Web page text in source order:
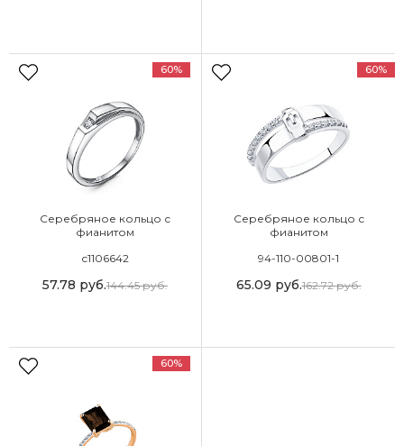
60%
Серебряное кольцо с
фианитом
с1106642
57.78 руб.144.45руб.
60%
Серебряное кольцо с
фианитом
94-110-00801-1
65.09 руб.162.72руб.
60%